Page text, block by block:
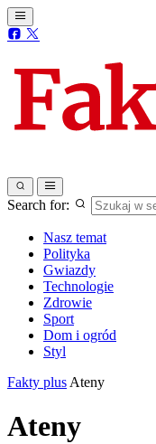
Search for:
Nasz temat
Polityka
Gwiazdy
Technologie
Zdrowie
Sport
Dom i ogród
Styl
Fakty plus Ateny
Ateny